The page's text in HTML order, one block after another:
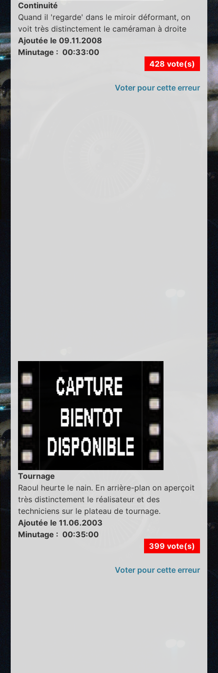
Continuité
Quand il 'regarde' dans le miroir déformant, on
voit très distinctement le caméraman à droite
Ajoutée le 09.11.2008
Minutage : 00:33:00
428 vote(s)
Voter pour cette erreur
Tournage
Raoul heurte le nain. En arrière-plan on aperçoit
très distinctement le réalisateur et des
techniciens sur le plateau de tournage.
Ajoutée le 11.06.2003
Minutage : 00:35:00
399 vote(s)
Voter pour cette erreur